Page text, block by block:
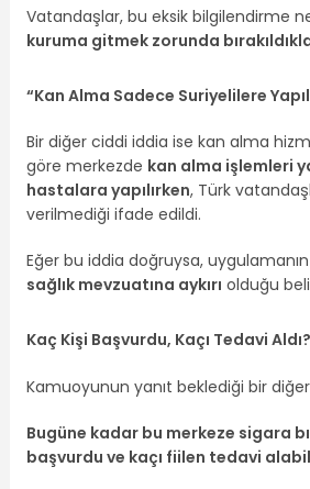
Vatandaşlar, bu eksik bilgilendirme
kuruma gitmek zorunda
“Kan Alma Sadece Suriyelilere
Bir diğer ciddi iddia ise kan alma
göre merkezde kan alma işlemleri
hastalara yapılırken, Türk
verilmediği ifade edildi.
Eğer bu iddia doğruysa, uygulamanın
sağlık mevzuatına aykırı olduğu
Kaç Kişi Başvurdu, Kaçı Tedavi Aldı?
Kamuoyunun yanıt beklediği bir
Bugüne kadar bu merkeze sigara
başvurdu ve kaçı fiilen tedavi